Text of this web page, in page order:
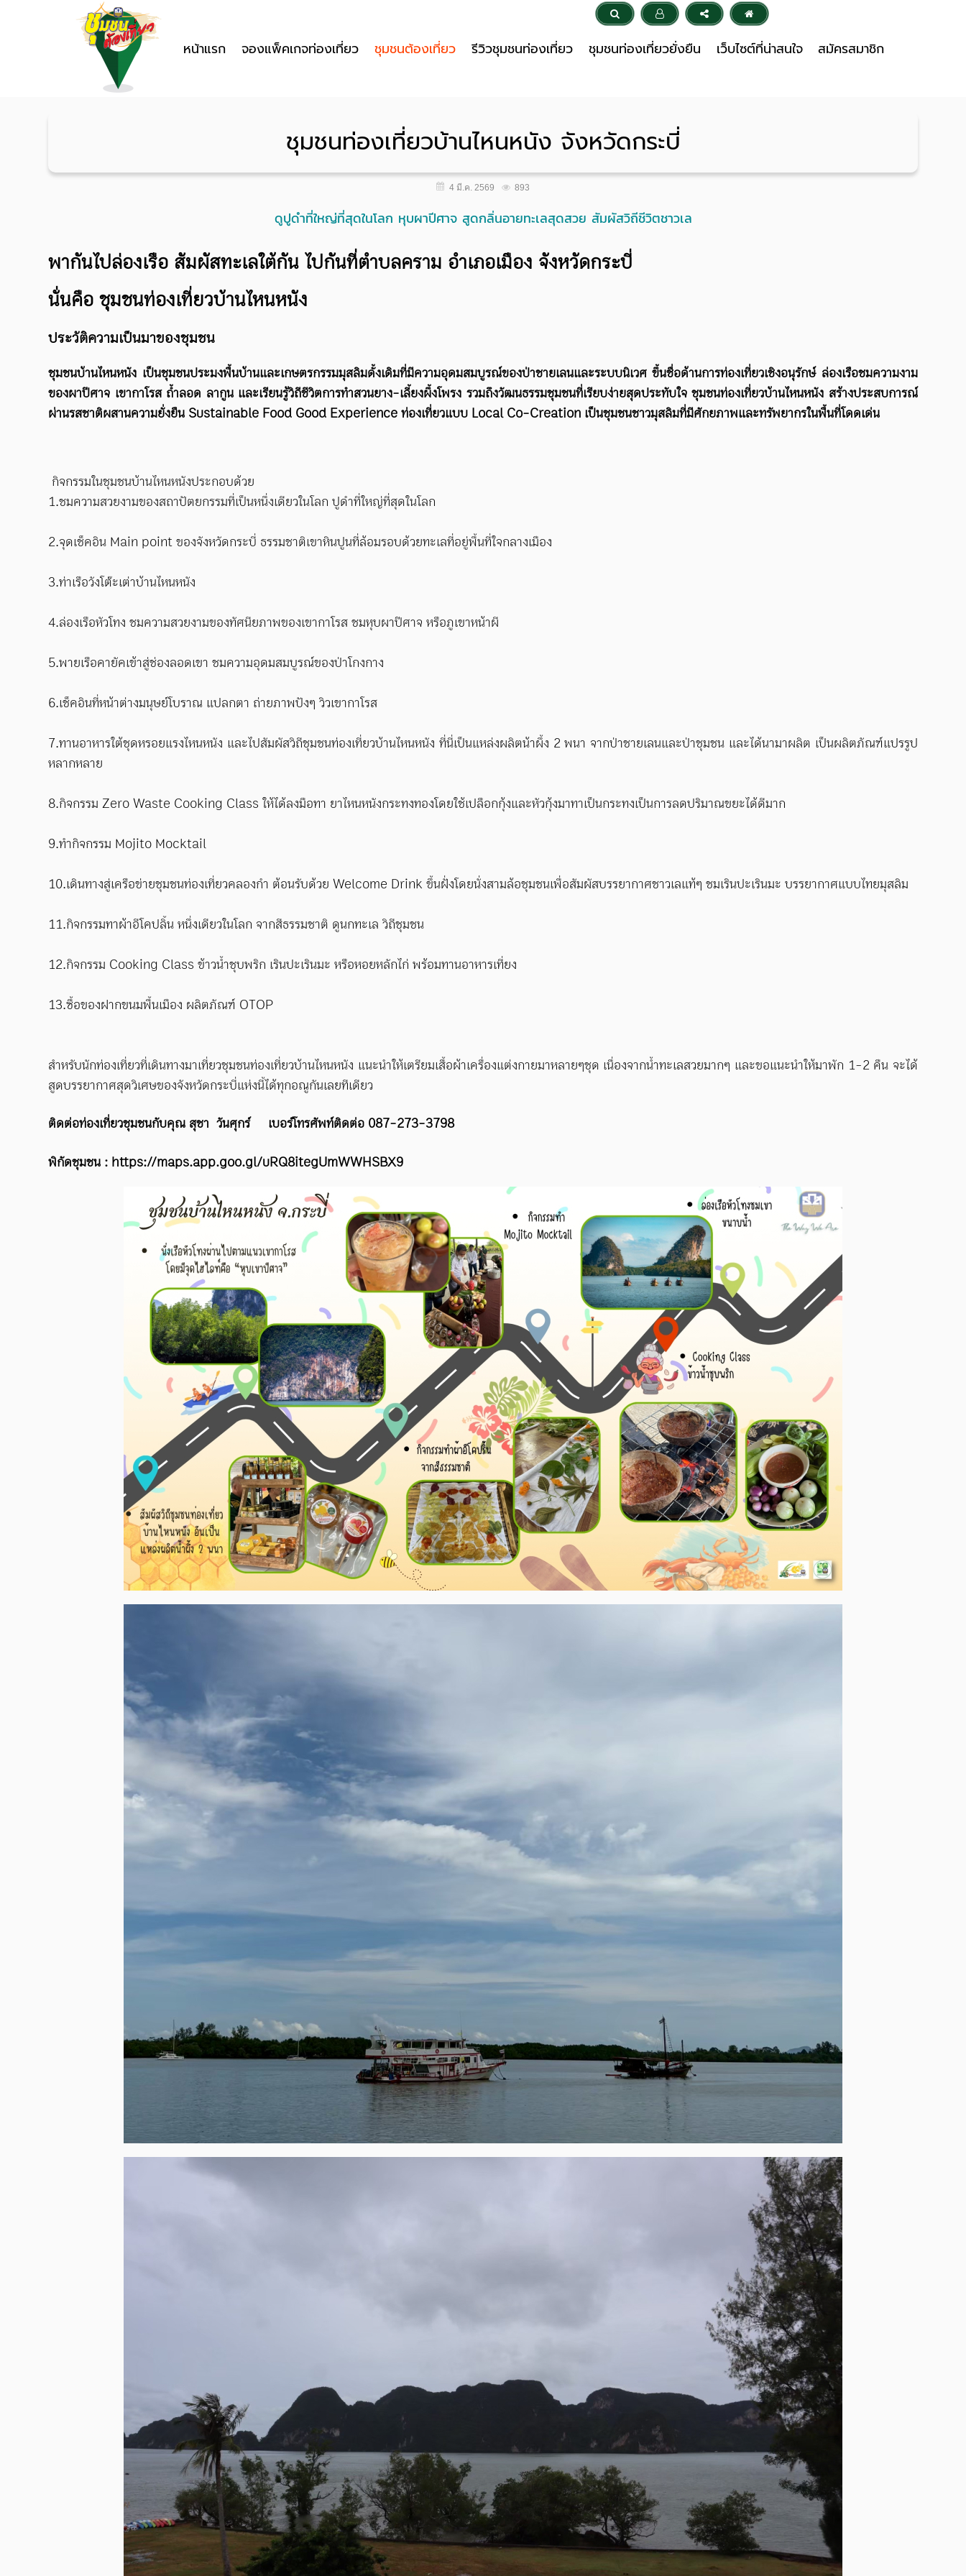
หน้าแรก จองแพ็คเกจท่องเที่ยว ชุมชนต้องเที่ยว รีวิวชุมชนท่องเที่ยว ชุมชนท่องเที่ยวยั่งยืน เว็บไซต์ที่น่าสนใจ สมัครสมาชิก
ชุมชนท่องเที่ยวบ้านไหนหนัง จังหวัดกระบี่
4 มี.ค. 2569 893
ดูปูดำที่ใหญ่ที่สุดในโลก หุบผาปีศาจ สูดกลิ่นอายทะเลสุดสวย สัมผัสวิถีชีวิตชาวเล
พากันไปล่องเรือ สัมผัสทะเลใต้กัน ไปกันที่ตำบลคราม อำเภอเมือง จังหวัดกระบี่
นั่นคือ ชุมชนท่องเที่ยวบ้านไหนหนัง
ประวัติความเป็นมาของชุมชน
ชุมชนบ้านไหนหนัง เป็นชุมชนประมงพื้นบ้านและเกษตรกรรมมุสลิมดั้งเดิมที่มีความอุดมสมบูรณ์ของป่าชายเลนและระบบนิเวศ ขึ้นชื่อด้านการท่องเที่ยวเชิงอนุรักษ์ ล่องเรือชมความงาม
ของผาปีศาจ เขากาโรส ถ้ำลอด ลากูน และเรียนรู้วิถีชีวิตการทำสวนยาง-เลี้ยงผึ้งโพรง รวมถึงวัฒนธรรมชุมชนที่เรียบง่ายสุดประทับใจชุมชนท่องเที่ยวบ้านไหนหนัง สร้างประสบการณ์
ผ่านรสชาติผสานความยั่งยืน Sustainable Food Good Experience ท่องเที่ยวแบบ Local Co-Creation เป็นชุมชนชาวมุสลิมที่มีศักยภาพและทรัพยากรในพื้นที่โดดเด่น
กิจกรรมในชุมชนบ้านไหนหนังประกอบด้วย
1.ชมความสวยงามของสถาปัตยกรรมที่เป็นหนึ่งเดียวในโลก ปูดำที่ใหญ่ที่สุดในโลก
2.จุดเช็คอิน Main point ของจังหวัดกระบี่ ธรรมชาติเขาหินปูนที่ล้อมรอบด้วยทะเลที่อยู่พื้นที่ใจกลางเมือง
3.ท่าเรือวังโต๊ะเต่าบ้านไหนหนัง
4.ล่องเรือหัวโทง ชมความสวยงามของทัศนียภาพของเขากาโรส ชมหุบผาปีศาจ หรือภูเขาหน้าผี
5.พายเรือคายัคเข้าสู่ช่องลอดเขา ชมความอุดมสมบูรณ์ของป่าโกงกาง
6.เช็คอินที่หน้าต่างมนุษย์โบราณ แปลกตา ถ่ายภาพปังๆ วิวเขากาโรส
7.ทานอาหารใต้ชุดหรอยแรงไหนหนัง และไปสัมผัสวิถีชุมชนท่องเที่ยวบ้านไหนหนัง ที่นี่เป็นแหล่งผลิตน้าผึ้ง 2 พนา จากป่าชายเลนและป่าชุมชน และได้นามาผลิต เป็นผลิตภัณฑ์แปรรูป
หลากหลาย
8.กิจกรรม Zero Waste Cooking Class ให้ได้ลงมือทา ยาไหนหนังกระทงทองโดยใช้เปลือกกุ้งและหัวกุ้งมาทาเป็นกระทงเป็นการลดปริมาณขยะได้ดีมาก
9.ทำกิจกรรม Mojito Mocktail
10.เดินทางสู่เครือข่ายชุมชนท่องเที่ยวคลองกำ ต้อนรับด้วย Welcome Drink ขึ้นฝั่งโดยนั่งสามล้อชุมชนเพื่อสัมผัสบรรยากาศชาวเลแท้ๆ ชมเรินปะเรินมะ บรรยากาศแบบไทยมุสลิม
11.กิจกรรมทาผ้าอีโคปลิ้น หนึ่งเดียวในโลก จากสีธรรมชาติ ดูนกทะเล วิถีชุมชน
12.กิจกรรม Cooking Class ข้าวน้ำชุบพริก เรินปะเรินมะ หรือหอยหลักไก่ พร้อมทานอาหารเที่ยง
13.ซื้อของฝากขนมพื้นเมือง ผลิตภัณฑ์ OTOP
สำหรับนักท่องเที่ยวที่เดินทางมาเที่ยวชุมชนท่องเที่ยวบ้านไหนหนัง แนะนำให้เตรียมเสื้อผ้าเครื่องแต่งกายมาหลายๆชุด เนื่องจากน้ำทะเลสวยมากๆ และขอแนะนำให้มาพัก 1-2 คืน จะได้
สูดบรรยากาศสุดวิเศษของจังหวัดกระบี่แห่งนี้ได้ทุกอณูกันเลยทีเดียว
ติดต่อท่องเที่ยวชุมชนกับคุณ สุชา วันศุกร์ เบอร์โทรศัพท์ติดต่อ 087-273-3798
พิกัดชุมชน : https://maps.app.goo.gl/uRQ8itegUmWWHSBX9